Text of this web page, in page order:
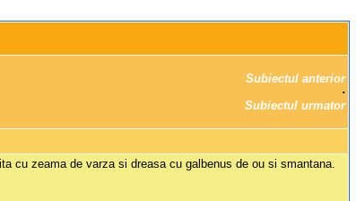
Subiectul anterior
Subiectul urmator
cu zeama de varza si dreasa cu galbenus de ou si smantana.